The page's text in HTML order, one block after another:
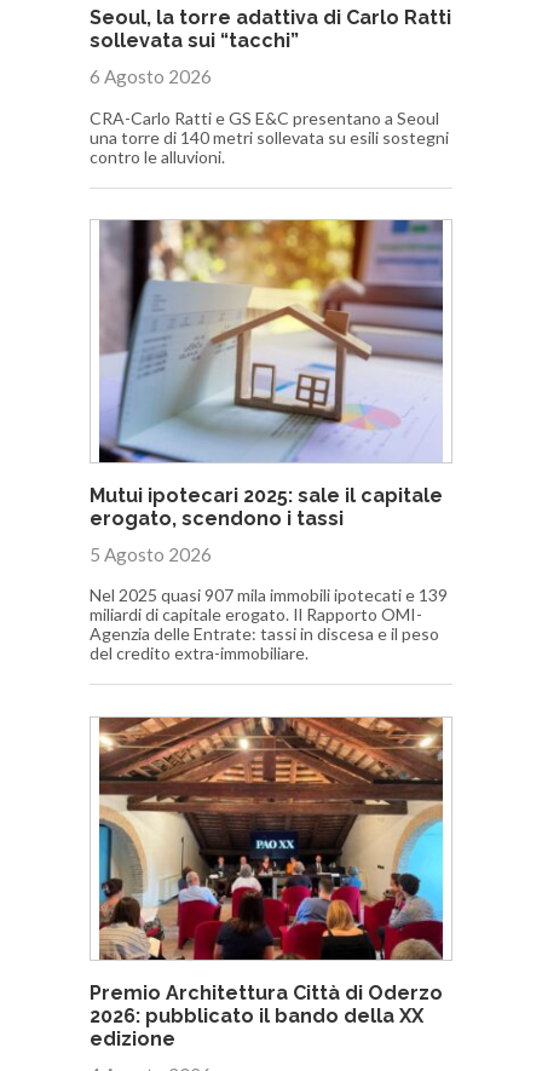
Seoul, la torre adattiva di Carlo Ratti
sollevata sui “tacchi”
6 Agosto 2026
CRA-Carlo Ratti e GS E&C presentano a Seoul
una torre di 140 metri sollevata su esili sostegni
contro le alluvioni.
Mutui ipotecari 2025: sale il capitale
erogato, scendono i tassi
5 Agosto 2026
Nel 2025 quasi 907 mila immobili ipotecati e 139
miliardi di capitale erogato. Il Rapporto OMI-
Agenzia delle Entrate: tassi in discesa e il peso
del credito extra-immobiliare.
Premio Architettura Città di Oderzo
2026: pubblicato il bando della XX
edizione